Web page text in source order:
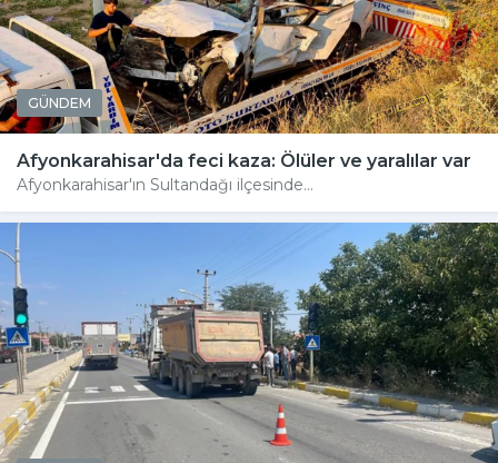
GÜNDEM
Afyonkarahisar'da feci kaza: Ölüler ve yaralılar var
Afyonkarahisar'ın Sultandağı ilçesinde...